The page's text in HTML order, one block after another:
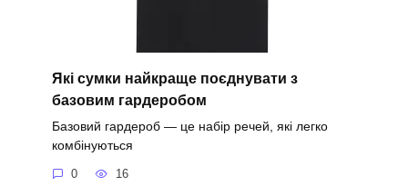
Які сумки найкраще поєднувати з
базовим гардеробом
Базовий гардероб — це набір речей, які легко
комбінуються
0 16